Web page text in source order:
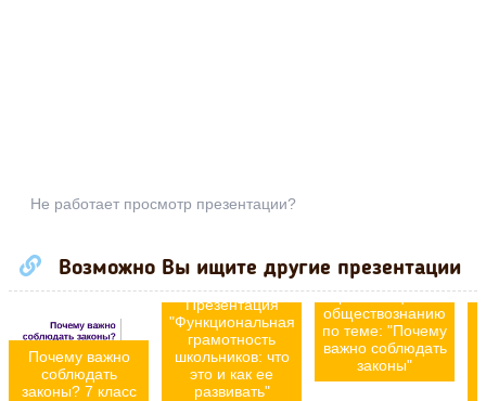
Не работает просмотр презентации?
Возможно Вы ищите другие презентации
Почему важно
соблюдать
законы? 7 класс
Презентация
"Функциональная
грамотность
школьников: что
это и как ее
развивать"
Презентация по
обществознанию
по теме: "Почему
важно соблюдать
законы"